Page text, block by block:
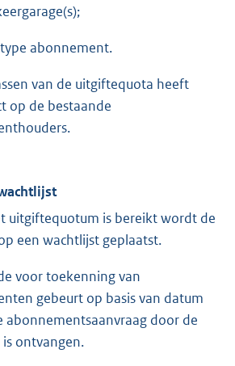
abonnement.
van de uitgiftequota heeft
op de bestaande
uitgiftequotum is bereikt wordt de
een wachtlijst geplaatst.
voor toekenning van
gebeurt op basis van datum
abonnementsaanvraag door de
ontvangen.